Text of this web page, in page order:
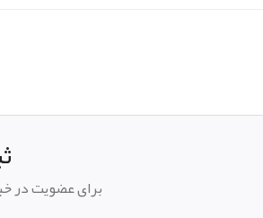
برای عضویت در